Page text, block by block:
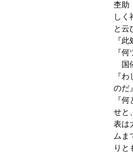
杢助
しく
と云
『
『
国
『
のだ』
『
せと
表は
ムま
りと